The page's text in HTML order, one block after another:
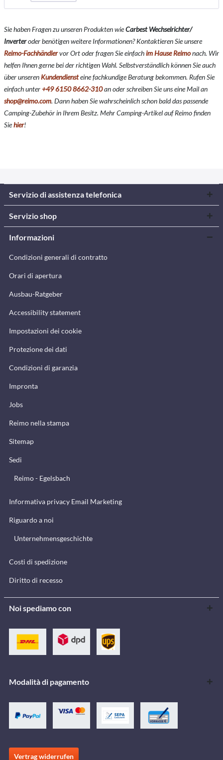
Sie haben Fragen zu unseren Produkten wieCarbest Wechselrichter/
Inverteroder benötigen weitere Informationen? Kontaktieren Sie unsere
Reimo-Fachhändlervor Ort oder fragen Sie einfachim Hause Reimonach. Wir
helfen Ihnen gerne bei der richtigen Wahl. Selbstverständlich können Sie auch
über unseren Kundendiensteine fachkundige Beratung bekommen. Rufen Sie
einfach unter+49 6150 8662-310an oder schreiben Sie uns eine Mail an
shop@reimo.com. Dann haben Sie wahrscheinlich schon bald das passende
Camping-Zubehör in Ihrem Besitz. Mehr Camping-Artikel auf Reimo finden
Siehier!
Servizio di assistenza telefonica
Servizio shop
Informazioni
Condizioni generali di contratto
Orari di apertura
Ausbau-Ratgeber
Accessibility statement
Impostazioni dei cookie
Protezione dei dati
Condizioni di garanzia
Impronta
Jobs
Reimo nella stampa
Sitemap
Sedi
Reimo - Egelsbach
Informativa privacy Email Marketing
Riguardo a noi
Unternehmensgeschichte
Costi di spedizione
Diritto di recesso
Noi spediamo con
Modalità di pagamento
Vertrag widerrufen